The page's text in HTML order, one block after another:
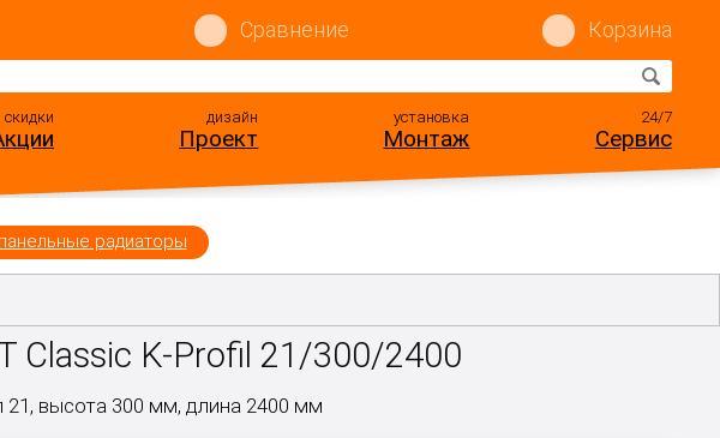
Сравнение Корзина
скидки дизайн
Проект
установка
Монтаж
24/7
Сервис
радиаторы
Classic K-Profil 21/300/2400
высота 300 мм, длина 2400 мм